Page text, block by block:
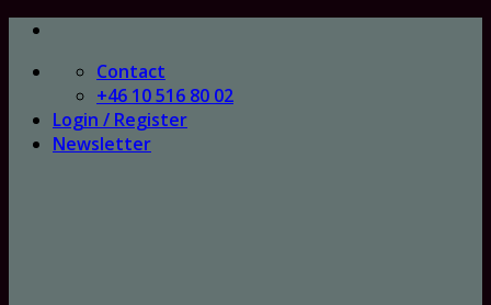
Skip
content
Contact
+46 10 516 80 02
Login / Register
Newsletter